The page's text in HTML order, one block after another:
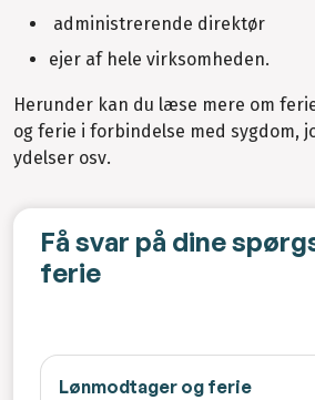
administrerende direktør
ejer af hele virksomheden.
Herunder kan du læse mere om
og ferie i forbindelse med sygdom,
ydelser osv.
Få svar på dine
ferie
Lønmodtager og ferie